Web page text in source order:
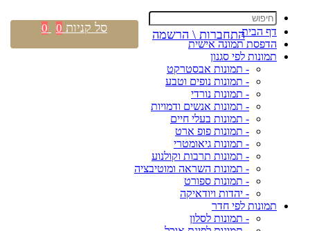
דף הבית
הדפסת תמונה אישית
תמונות לפי סגנון
- תמונות אבסטרקט
- תמונות נופים וטבע
- תמונות נורדי
- תמונות אנשים ודמויות
- תמונות בעלי חיים
- תמונות פופ ארט
- תמונות גיאומטרי
- תמונות תרבות וקולנוע
- תמונות השראה ומוטיבציה
- תמונות ספורט
- יהדות ויודאיקה
תמונות לפי חדר
- תמונות לסלון
התחברות \ הרשמה סל קניות 0
0